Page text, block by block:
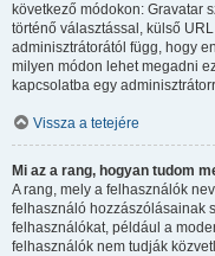
következő módokon: Gravatar
történő választással, külső
adminisztrátorától függ, hogy
milyen módon lehet megadni
kapcsolatba egy
Vissza a tetejére
Mi az a rang, hogyan tudom
A rang, mely a felhasználók
felhasználó hozzászólásainak
felhasználókat, például a
felhasználók nem tudják